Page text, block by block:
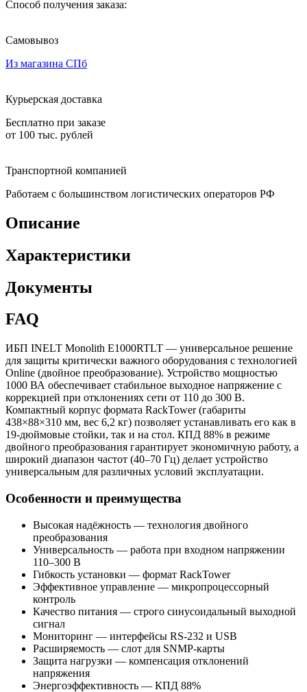
Способ получения заказа:
Самовывоз
Из магазина СПб
Курьерская доставка
Бесплатно при заказе
от 100 тыс. рублей
Транспортной компанией
Работаем с большинством логистических операторов РФ
Описание
Характеристики
Документы
FAQ
ИБП INELT Monolith E1000RTLT — универсальное решение
для защиты критически важного оборудования с технологией
Online (двойное преобразование). Устройство мощностью
1000 ВА обеспечивает стабильное выходное напряжение с
коррекцией при отклонениях сети от 110 до 300 В.
Компактный корпус формата RackTower (габариты
438×88×310 мм, вес 6,2 кг) позволяет устанавливать его как в
19-дюймовые стойки, так и на стол. КПД 88% в режиме
двойного преобразования гарантирует экономичную работу, а
широкий диапазон частот (40–70 Гц) делает устройство
универсальным для различных условий эксплуатации.
Особенности и преимущества
Высокая надёжность — технология двойного
преобразования
Универсальность — работа при входном напряжении
110–300 В
Гибкость установки — формат RackTower
Эффективное управление — микропроцессорный
контроль
Качество питания — строго синусоидальный выходной
сигнал
Мониторинг — интерфейсы RS-232 и USB
Расширяемость — слот для SNMP-карты
Защита нагрузки — компенсация отклонений
напряжения
Энергоэффективность — КПД 88%